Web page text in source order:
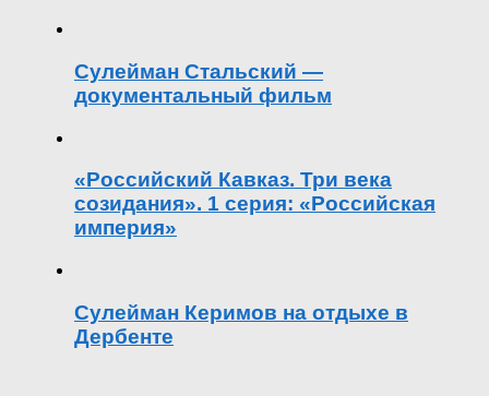
Сулейман Стальский —
документальный фильм
«Российский Кавказ. Три века
созидания». 1 серия: «Российская
империя»
Сулейман Керимов на отдыхе в
Дербенте